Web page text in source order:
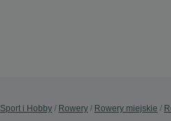
Sport i Hobby Rowery Rowery miejskie